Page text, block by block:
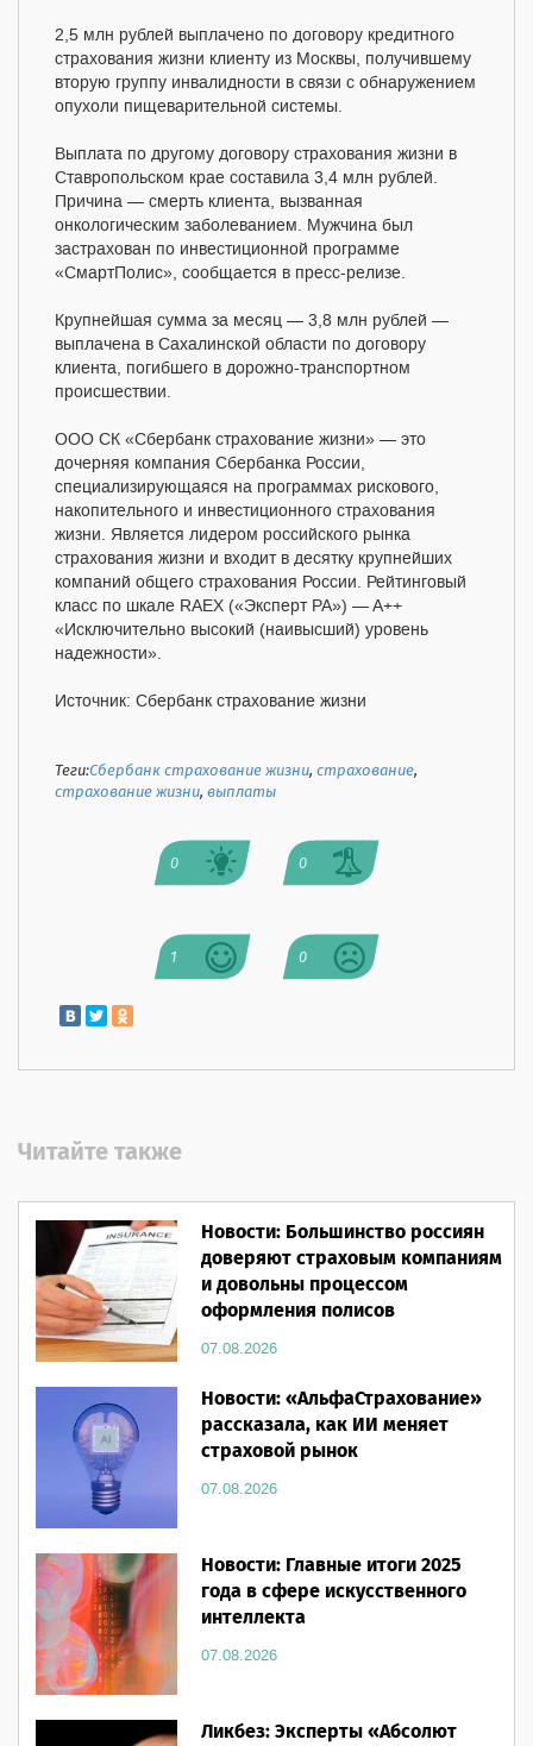
2,5 млн рублей выплачено по договору кредитного
страхования жизни клиенту из Москвы, получившему
вторую группу инвалидности в связи с обнаружением
опухоли пищеварительной системы.
Выплата по другому договору страхования жизни в
Ставропольском крае составила 3,4 млн рублей.
Причина — смерть клиента, вызванная
онкологическим заболеванием. Мужчина был
застрахован по инвестиционной программе
«СмартПолис», сообщается в пресс-релизе.
Крупнейшая сумма за месяц — 3,8 млн рублей —
выплачена в Сахалинской области по договору
клиента, погибшего в дорожно-транспортном
происшествии.
ООО СК «Сбербанк страхование жизни» — это
дочерняя компания Сбербанка России,
специализирующаяся на программах рискового,
накопительного и инвестиционного страхования
жизни. Является лидером российского рынка
страхования жизни и входит в десятку крупнейших
компаний общего страхования России. Рейтинговый
класс по шкале RAEX («Эксперт РА») — A++
«Исключительно высокий (наивысший) уровень
надежности».
Источник: Сбербанк страхование жизни
Теги:Сбербанк страхование жизни,страхование,
страхование жизни,выплаты
0 0
1 0
Читайте также
Новости: Большинство россиян
доверяют страховым компаниям
и довольны процессом
оформления полисов
07.08.2026
Новости: «АльфаСтрахование»
рассказала, как ИИ меняет
страховой рынок
07.08.2026
Новости: Главные итоги 2025
года в сфере искусственного
интеллекта
07.08.2026
Ликбез: Эксперты «Абсолют